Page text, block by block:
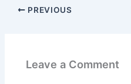
PREVIOUS
Leave a Comment